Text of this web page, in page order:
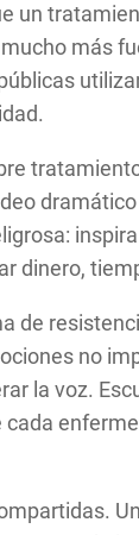
un
más
dinero,
de
no
la voz.